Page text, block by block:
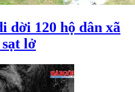
dời 120 hộ dân xã
lở